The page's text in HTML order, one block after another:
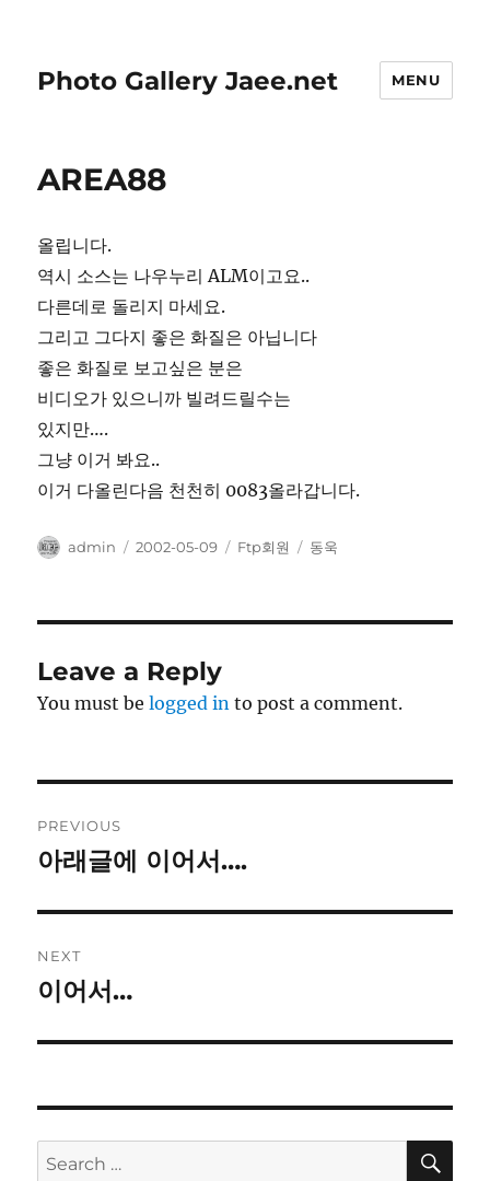
Photo Gallery Jaee.net MENU
AREA88
올립니다.
역시 소스는 나우누리 ALM이고요..
다른데로 돌리지 마세요.
그리고 그다지 좋은 화질은 아닙니다
좋은 화질로 보고싶은 분은
비디오가 있으니까 빌려드릴수는
있지만….
그냥 이거 봐요..
이거 다올린다음 천천히 0083올라갑니다.
Author
admin
Posted
2002-05-09 Categories
Ftp회원 Tags
동욱
Leave a Reply
You must belogged in to post a comment.
navigation
PREVIOUS
Previous
아래글에 이어서….
NEXT
Next
이어서…
Search